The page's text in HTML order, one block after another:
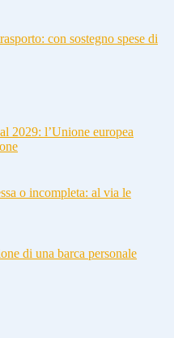
con sostegno spese di
2029: l’Unione europea
o incompleta: al via le
di una barca personale